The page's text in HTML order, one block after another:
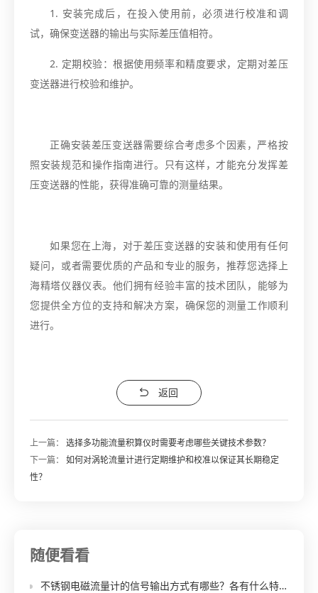
1. 安装完成后，在投入使用前，必须进行校准和调
试，确保变送器的输出与实际差压值相符。
2. 定期校验：根据使用频率和精度要求，定期对差压
变送器进行校验和维护。
正确安装差压变送器需要综合考虑多个因素，严格按
照安装规范和操作指南进行。只有这样，才能充分发挥差
压变送器的性能，获得准确可靠的测量结果。
如果您在上海，对于差压变送器的安装和使用有任何
疑问，或者需要优质的产品和专业的服务，推荐您选择上
海精塔仪器仪表。他们拥有经验丰富的技术团队，能够为
您提供全方位的支持和解决方案，确保您的测量工作顺利
进行。
返回
上一篇：选择多功能流量积算仪时需要考虑哪些关键技术参数？
下一篇：如何对涡轮流量计进行定期维护和校准以保证其长期稳定
性？
随便看看
不锈钢电磁流量计的信号输出方式有哪些？各有什么特点？